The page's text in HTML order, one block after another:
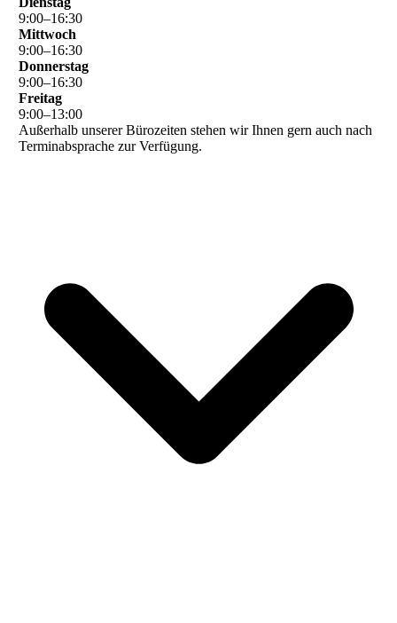
9:00–16:30
Mittwoch
9:00–16:30
Donnerstag
9:00–16:30
Freitag
9:00–13:00
Außerhalb unserer Bürozeiten stehen wir Ihnen gern auch nach
Terminabsprache zur Verfügung.